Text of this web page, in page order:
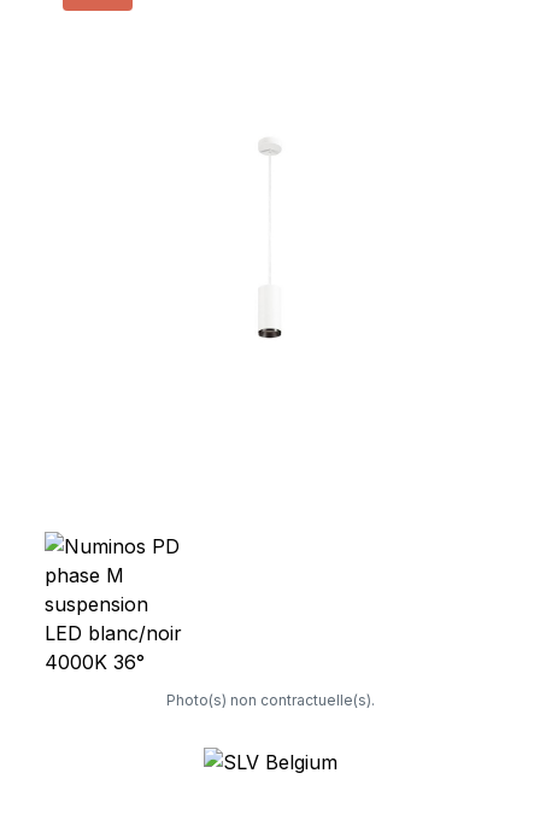
Photo(s) non contractuelle(s).